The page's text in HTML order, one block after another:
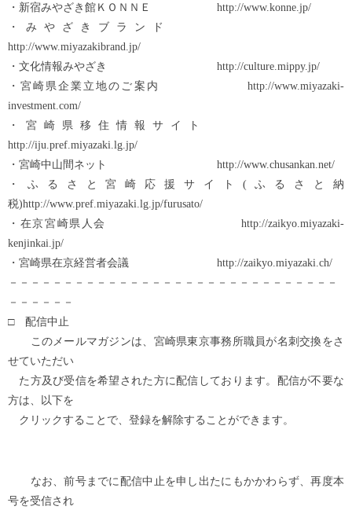
・新宿みやざき館ＫＯＮＮＥ http://www.konne.jp/
・みやざきブランド
http://www.miyazakibrand.jp/
・文化情報みやざき http://culture.mippy.jp/
・宮崎県企業立地のご案内 http://www.miyazaki-
investment.com/
・宮崎県移住情報サイト
http://iju.pref.miyazaki.lg.jp/
・宮崎中山間ネット http://www.chusankan.net/
・ふるさと宮崎応援サイト(ふるさと納
税)http://www.pref.miyazaki.lg.jp/furusato/
・在京宮崎県人会 http://zaikyo.miyazaki-
kenjinkai.jp/
・宮崎県在京経営者会議 http://zaikyo.miyazaki.ch/
－－－－－－－－－－－－－－－－－－－－－－－－－－－－－－
－－－－－－
□ 配信中止
このメールマガジンは、宮崎県東京事務所職員が名刺交換をさ
せていただい
た方及び受信を希望された方に配信しております。配信が不要な
方は、以下を
クリックすることで、登録を解除することができます。
なお、前号までに配信中止を申し出たにもかかわらず、再度本
号を受信され